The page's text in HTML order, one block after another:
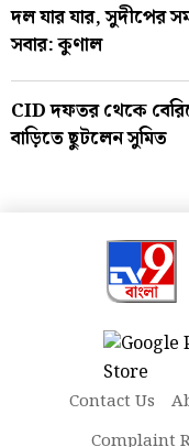
দল যার যার, সুদীপের
সবার: কুণাল
CID দফতর থেকে
বাড়িতে ছুটলেন সুমিত
Contact Us
Complaint